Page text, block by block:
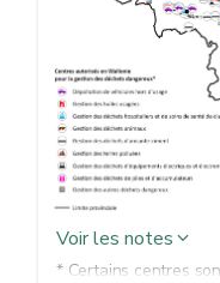
Voir les notes
* Certains centres